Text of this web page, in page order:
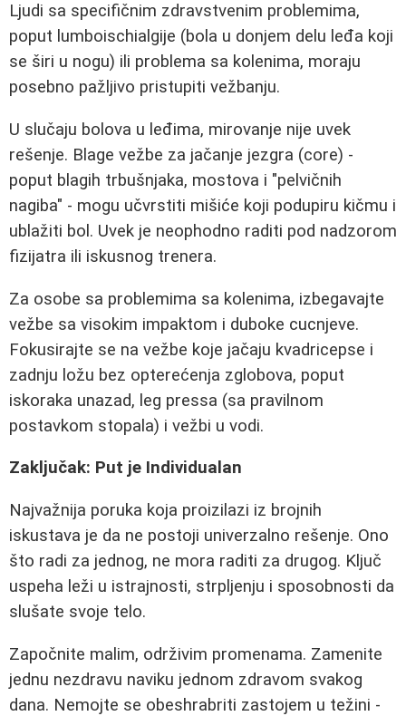
Ljudi sa specifičnim zdravstvenim problemima,
poput lumboischialgije (bola u donjem delu leđa koji
se širi u nogu) ili problema sa kolenima, moraju
posebno pažljivo pristupiti vežbanju.
U slučaju bolova u leđima, mirovanje nije uvek
rešenje. Blage vežbe za jačanje jezgra (core) -
poput blagih trbušnjaka, mostova i "pelvičnih
nagiba" - mogu učvrstiti mišiće koji podupiru kičmu i
ublažiti bol. Uvek je neophodno raditi pod nadzorom
fizijatra ili iskusnog trenera.
Za osobe sa problemima sa kolenima, izbegavajte
vežbe sa visokim impaktom i duboke cucnjeve.
Fokusirajte se na vežbe koje jačaju kvadricepse i
zadnju ložu bez opterećenja zglobova, poput
iskoraka unazad, leg pressa (sa pravilnom
postavkom stopala) i vežbi u vodi.
Zaključak: Put je Individualan
Najvažnija poruka koja proizilazi iz brojnih
iskustava je da ne postoji univerzalno rešenje. Ono
što radi za jednog, ne mora raditi za drugog. Ključ
uspeha leži u istrajnosti, strpljenju i sposobnosti da
slušate svoje telo.
Započnite malim, održivim promenama. Zamenite
jednu nezdravu naviku jednom zdravom svakog
dana. Nemojte se obeshrabriti zastojem u težini -